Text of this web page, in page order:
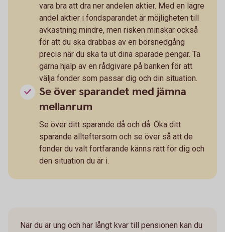
vara bra att dra ner andelen aktier. Med en lägre
andel aktier i fondsparandet är möjligheten till
avkastning mindre, men risken minskar också
för att du ska drabbas av en börsnedgång
precis när du ska ta ut dina sparade pengar. Ta
gärna hjälp av en rådgivare på banken för att
välja fonder som passar dig och din situation.
Se över sparandet med jämna
mellanrum
Se över ditt sparande då och då. Öka ditt
sparande allteftersom och se över så att de
fonder du valt fortfarande känns rätt för dig och
den situation du är i.
När du är ung och har långt kvar till pensionen kan du